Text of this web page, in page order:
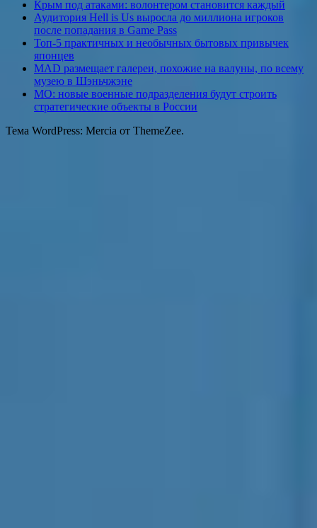
Крым под атаками: волонтером становится каждый
Аудитория Hell is Us выросла до миллиона игроков
после попадания в Game Pass
Топ-5 практичных и необычных бытовых привычек
японцев
MAD размещает галереи, похожие на валуны, по всему
музею в Шэньчжэне
МО: новые военные подразделения будут строить
стратегические объекты в России
Тема WordPress: Mercia от ThemeZee.